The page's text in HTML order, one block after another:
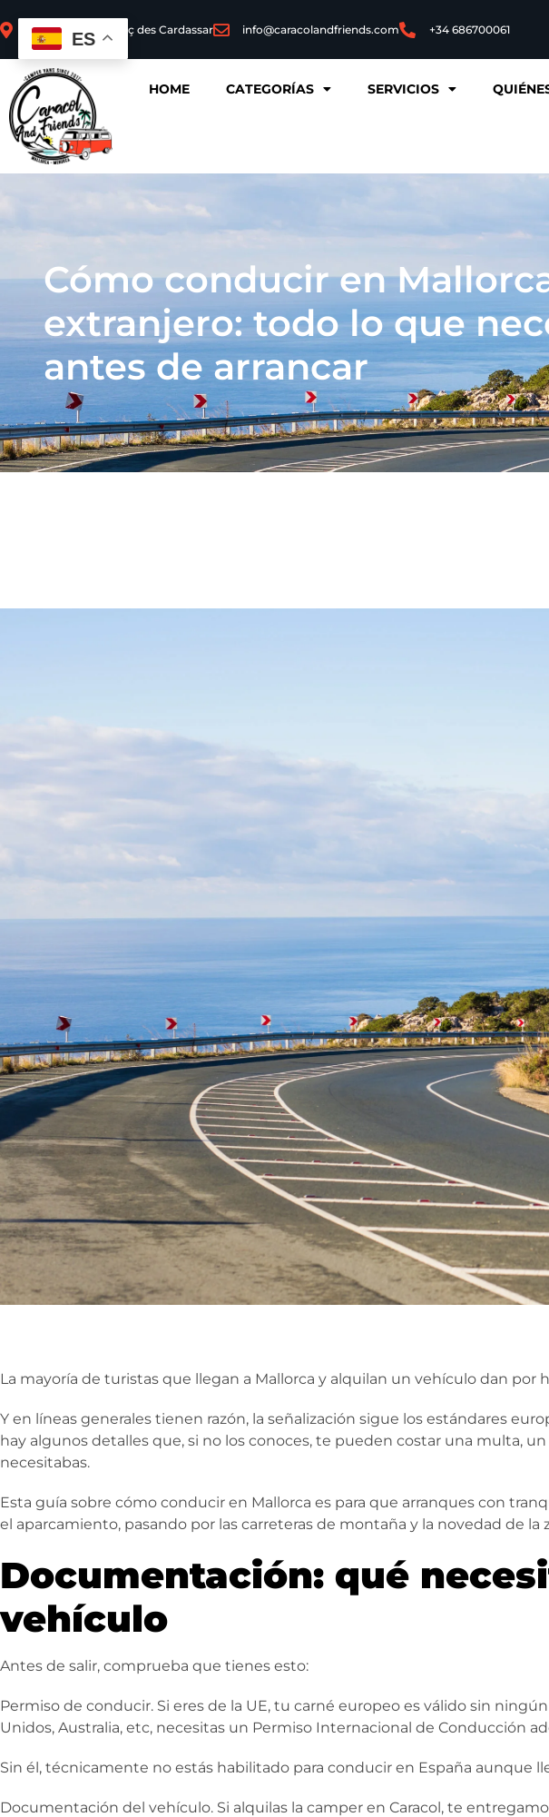
07530 Sant Llorenç des Cardassar info@caracolandfriends.com +34 686700061
HOME CATEGORÍAS SERVICIOS
Cómo conducir en
extranjero: todo lo que
antes de arrancar
La mayoría de turistas que llegan a Mallorca y alquilan un vehículo dan por
Y en líneas generales tienen razón, la señalización sigue los estándares
hay algunos detalles que, si no los conoces, te pueden costar una multa,
necesitabas.
Esta guía sobre cómo conducir en Mallorca es para que arranques con
el aparcamiento, pasando por las carreteras de montaña y la novedad de
Documentación: qué
vehículo
Antes de salir, comprueba que tienes esto:
Permiso de conducir. Si eres de la UE, tu carné europeo es válido sin
Unidos, Australia, etc, necesitas un Permiso Internacional de Conducción
Sin él, técnicamente no estás habilitado para conducir en España aunque
Documentación del vehículo. Si alquilas la camper en Caracol, te
ES